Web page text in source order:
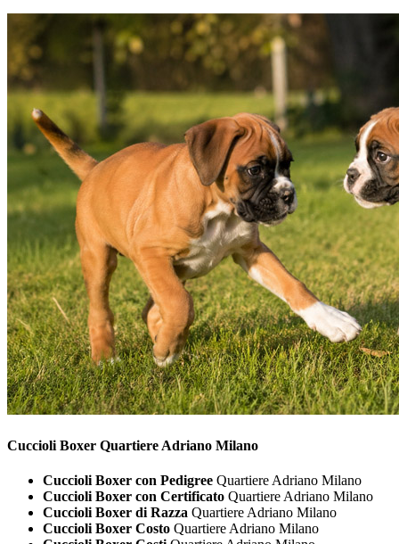
Cuccioli Boxer Quartiere Adriano Milano
Cuccioli Boxer con Pedigree Quartiere Adriano Milano
Cuccioli Boxer con Certificato Quartiere Adriano Milano
Cuccioli Boxer di Razza Quartiere Adriano Milano
Cuccioli Boxer Costo Quartiere Adriano Milano